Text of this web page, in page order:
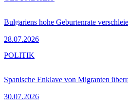
Bulgariens hohe Geburtenrate
28.07.2026
Spanische Enklave von Migranten
30.07.2026
POLITIK